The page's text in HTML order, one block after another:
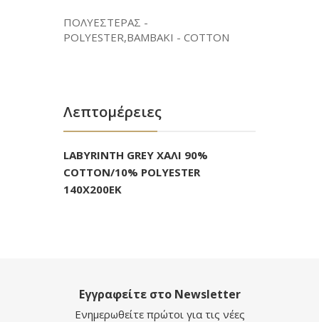
ΠΟΛΥΕΣΤΕΡΑΣ -
POLYESTER,ΒΑΜΒΑΚΙ - COTTON
Λεπτομέρειες
LABYRINTH GREY ΧΑΛΙ 90%
COTTON/10% POLYESTER
140Χ200ΕΚ
Εγγραφείτε στο Newsletter
Ενημερωθείτε πρώτοι για τις νέες